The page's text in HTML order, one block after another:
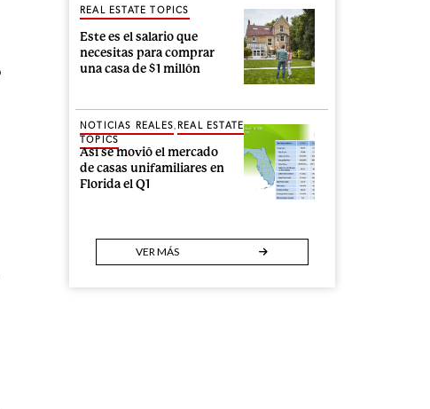
Este es el salario que
necesitas para comprar
una casa de $1 millón
REAL ESTATE TOPICS
Así se movió el mercado
de casas unifamiliares en
Florida el Q1
NOTICIAS REALES
REAL ESTATE
TOPICS
VER MÁS